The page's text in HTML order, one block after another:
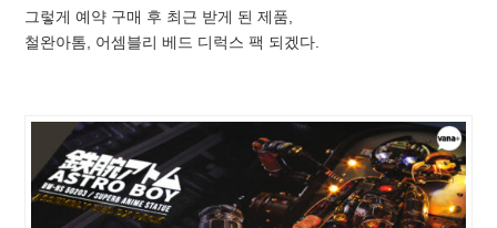
그렇게 예약 구매 후 최근 받게 된 제품,
철완아톰, 어셈블리 베드 디럭스 팩 되겠다.